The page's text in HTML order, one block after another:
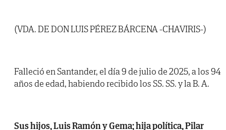
(VDA. DE DON LUIS PÉREZ BÁRCENA -CHAVIRIS-)
Falleció en Santander, el día 9 de julio de 2025, a los 94
años de edad, habiendo recibido los SS. SS. y la B. A.
Sus hijos, Luis Ramón y Gema; hija política, Pilar